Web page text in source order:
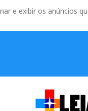
e exibir os anúncios